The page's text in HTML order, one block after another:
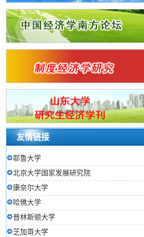
友情链接
耶鲁大学
北京大学国家发展研究院
康奈尔大学
哈佛大学
普林斯顿大学
芝加哥大学